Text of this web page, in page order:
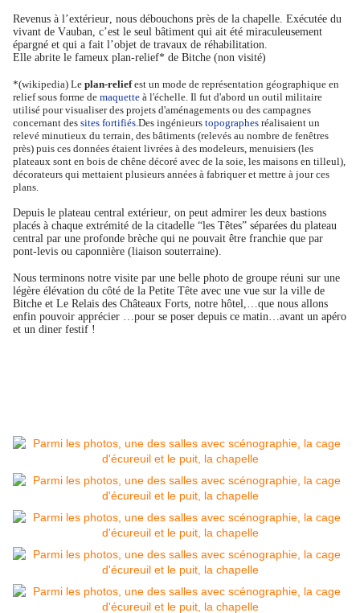
Revenus à l’extérieur, nous débouchons près de la chapelle. Exécutée du
vivant de Vauban, c’est le seul bâtiment qui ait été miraculeusement
épargné et qui a fait l’objet de travaux de réhabilitation.
Elle abrite le fameux plan-relief* de Bitche (non visité)
*(wikipedia) Le plan-reliefest un mode de représentation géographique en
relief sous forme de maquette à l'échelle. Il fut d'abord un outil militaire
utilisé pour visualiser des projets d'aménagements ou des campagnes
concernant des sites fortifiés.Des ingénieurs topographes réalisaient un
relevé minutieux du terrain, des bâtiments (relevés au nombre de fenêtres
près) puis ces données étaient livrées à des modeleurs, menuisiers (les
plateaux sont en bois de chêne décoré avec de la soie, les maisons en tilleul),
décorateurs qui mettaient plusieurs années à fabriquer et mettre à jour ces
plans.
Depuis le plateau central extérieur, on peut admirer les deux bastions
placés à chaque extrémité de la citadelle “les Têtes” séparées du plateau
central par une profonde brèche qui ne pouvait être franchie que par
pont-levis ou caponnière (liaison souterraine).
Nous terminons notre visite par une belle photo de groupe réuni sur une
légère élévation du côté de la Petite Tête avec une vue sur la ville de
Bitche et Le Relais des Châteaux Forts, notre hôtel,…que nous allons
enfin pouvoir apprécier …pour se poser depuis ce matin…avant un apéro
et un diner festif !